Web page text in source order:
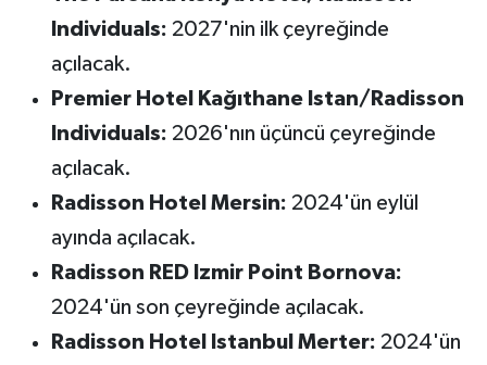
Individuals: 2027'nin ilk çeyreğinde
açılacak.
Premier Hotel Kağıthane Istan/Radisson
Individuals: 2026'nın üçüncü çeyreğinde
açılacak.
Radisson Hotel Mersin: 2024'ün eylül
ayında açılacak.
Radisson RED Izmir Point Bornova:
2024'ün son çeyreğinde açılacak.
Radisson Hotel Istanbul Merter: 2024'ün